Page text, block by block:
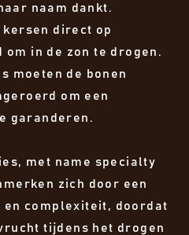
naam dankt.
direct op
om in de zon te drogen.
moeten de bonen
om een
garanderen.
met name specialty
zich door een
en complexiteit, doordat
tijdens het drogen